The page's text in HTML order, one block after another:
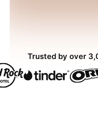
Trusted by over